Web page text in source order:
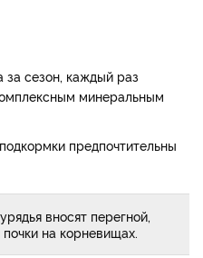
за сезон, каждый раз
минеральным
предпочтительны
вносят перегной,
на корневищах.